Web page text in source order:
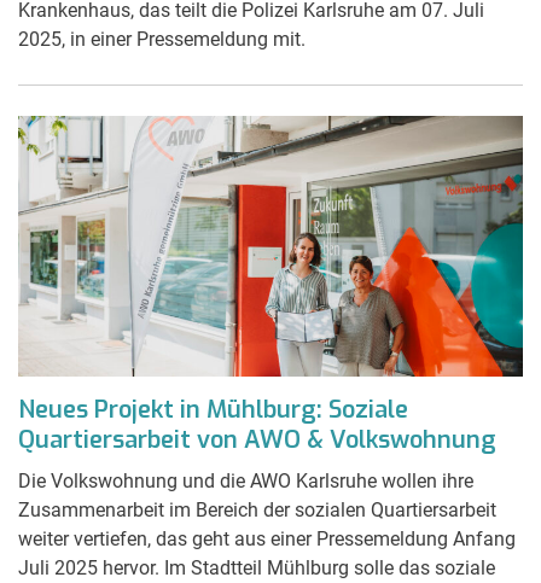
Krankenhaus, das teilt die Polizei Karlsruhe am 07. Juli
2025, in einer Pressemeldung mit.
Neues Projekt in Mühlburg: Soziale
Quartiersarbeit von AWO & Volkswohnung
Die Volkswohnung und die AWO Karlsruhe wollen ihre
Zusammenarbeit im Bereich der sozialen Quartiersarbeit
weiter vertiefen, das geht aus einer Pressemeldung Anfang
Juli 2025 hervor. Im Stadtteil Mühlburg solle das soziale